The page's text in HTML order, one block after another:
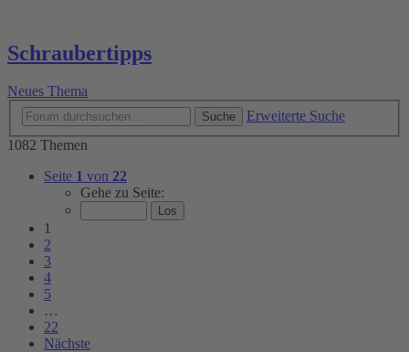
Schraubertipps
Neues Thema
Suche
Erweiterte Suche
1082 Themen
Seite 1 von 22
Gehe zu Seite:
1
2
3
4
5
…
22
Nächste